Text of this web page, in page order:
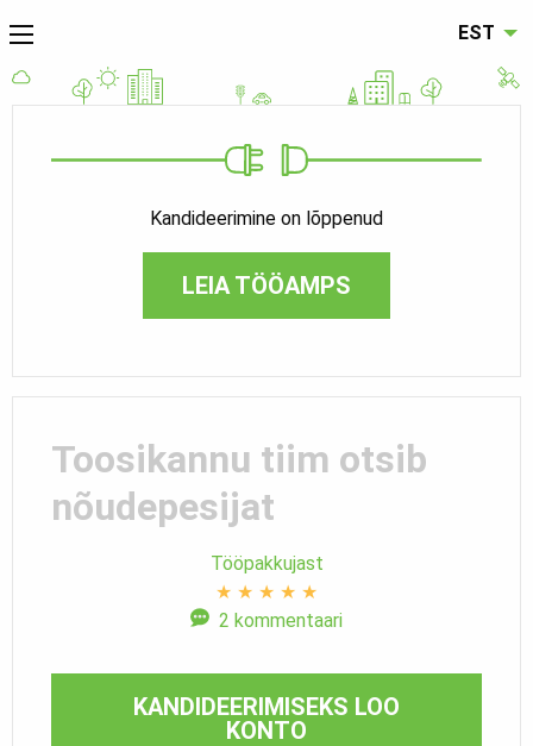
EST
Kandideerimine on lõppenud
LEIA TÖÖAMPS
Toosikannu tiim otsib
nõudepesijat
Tööpakkujast
★ ★ ★ ★ ★
2 kommentaari
KANDIDEERIMISEKS LOO
KONTO